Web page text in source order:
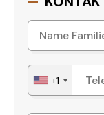
+1